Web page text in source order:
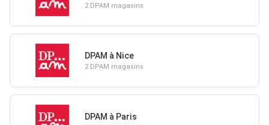
2 DPAM magasins
DPAM à Nice
2 DPAM magasins
DPAM à Paris